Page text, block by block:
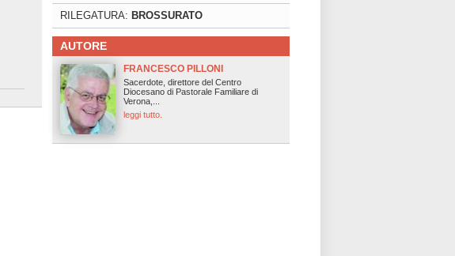
RILEGATURA: BROSSURATO
AUTORE
FRANCESCO PILLONI
Sacerdote, direttore del Centro
Diocesano di Pastorale Familiare di
Verona,...
leggi tutto.